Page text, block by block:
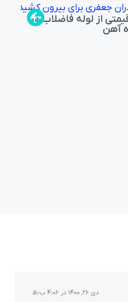
از لوله فاضلاب در
دی ۲۶, ۱۴۰۰ در ۴:۰۶ ب٫ظ